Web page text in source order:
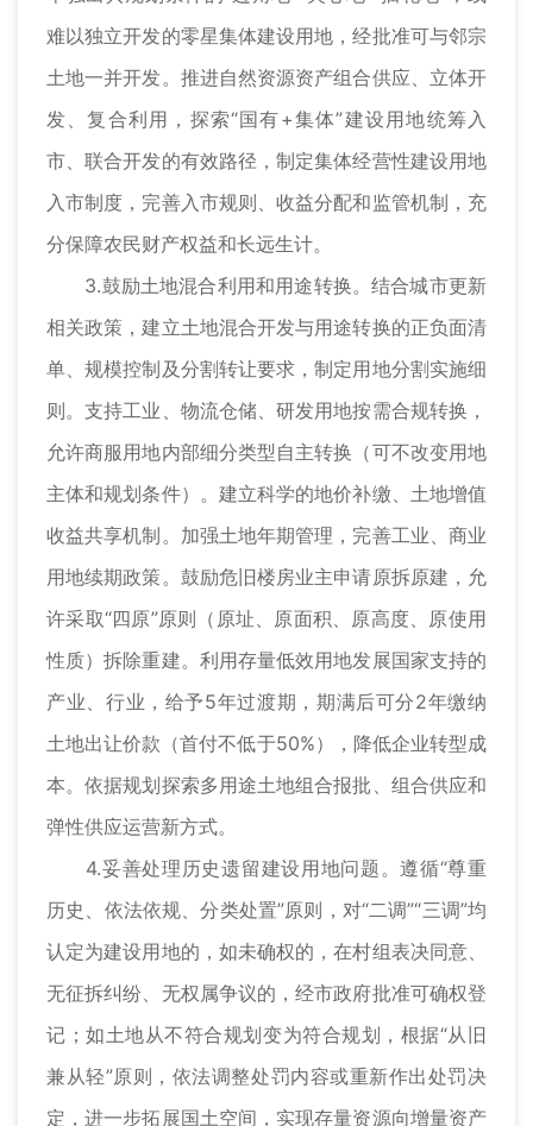
难以独立开发的零星集体建设用地，经批准可与邻宗
土地一并开发。推进自然资源资产组合供应、立体开
发、复合利用，探索“国有+集体”建设用地统筹入
市、联合开发的有效路径，制定集体经营性建设用地
入市制度，完善入市规则、收益分配和监管机制，充
分保障农民财产权益和长远生计。
3.鼓励土地混合利用和用途转换。结合城市更新
相关政策，建立土地混合开发与用途转换的正负面清
单、规模控制及分割转让要求，制定用地分割实施细
则。支持工业、物流仓储、研发用地按需合规转换，
允许商服用地内部细分类型自主转换（可不改变用地
主体和规划条件）。建立科学的地价补缴、土地增值
收益共享机制。加强土地年期管理，完善工业、商业
用地续期政策。鼓励危旧楼房业主申请原拆原建，允
许采取“四原”原则（原址、原面积、原高度、原使用
性质）拆除重建。利用存量低效用地发展国家支持的
产业、行业，给予5年过渡期，期满后可分2年缴纳
土地出让价款（首付不低于50%），降低企业转型成
本。依据规划探索多用途土地组合报批、组合供应和
弹性供应运营新方式。
4.妥善处理历史遗留建设用地问题。遵循“尊重
历史、依法依规、分类处置”原则，对“二调”“三调”均
认定为建设用地的，如未确权的，在村组表决同意、
无征拆纠纷、无权属争议的，经市政府批准可确权登
记；如土地从不符合规划变为符合规划，根据“从旧
兼从轻”原则，依法调整处罚内容或重新作出处罚决
定，进一步拓展国土空间，实现存量资源向增量资产